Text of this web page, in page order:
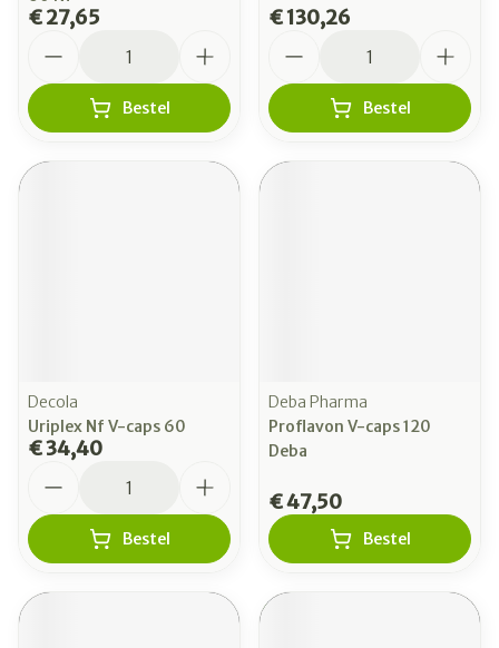
€ 27,65
Bestel
€ 130,26
Bestel
Decola
Uriplex Nf V-caps 60
€ 34,40
Bestel
Deba Pharma
Proflavon V-caps 120
Deba
€ 47,50
Bestel